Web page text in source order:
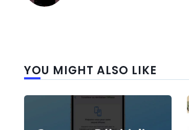
YOU MIGHT ALSO LIKE